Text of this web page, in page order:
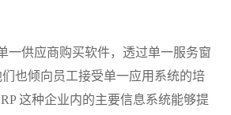
一供应商购买软件，透过单一服务窗
也倾向员工接受单一应用系统的培
这种企业内的主要信息系统能够提